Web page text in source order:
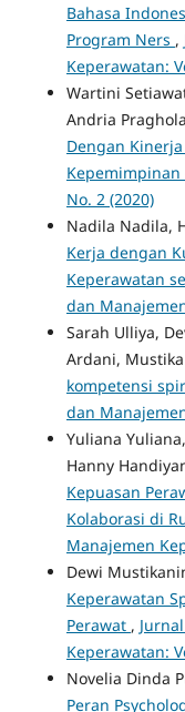
Bahasa
Program Ners ,
Keperawatan:
Wartini
Andria
Dengan
Kepemimpinan
No. 2 (2020)
Nadila Nadila,
Kerja dengan
Keperawatan
dan
Sarah Ulliya,
Ardani,
kompetensi
dan
Yuliana
Hanny
Kepuasan
Kolaborasi di
Manajemen
Dewi
Keperawatan
Perawat ,
Keperawatan:
Novelia Dinda
Peran